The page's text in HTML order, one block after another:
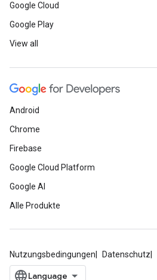
Google Cloud
Google Play
View all
Android
Chrome
Firebase
Google Cloud Platform
Google AI
Alle Produkte
Nutzungsbedingungen Datenschutz